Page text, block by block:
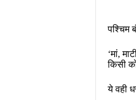
पश्चिम
‘मां,
किसी
ये वही